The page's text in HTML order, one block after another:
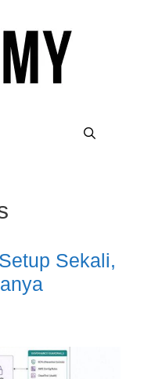
Sekali,